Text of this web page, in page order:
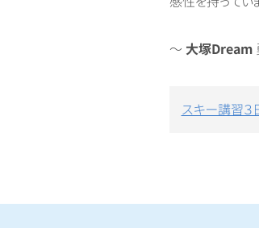
～ 大塚Dream
稿
シ
スキー講習３